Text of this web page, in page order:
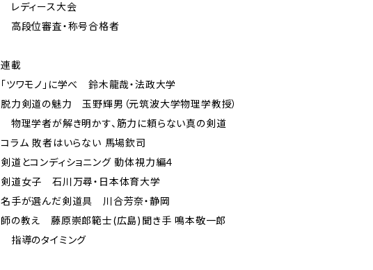
レディース大会
高段位審査・称号合格者
連載
「ツワモノ」に学べ 鈴木龍哉・法政大学
脱力剣道の魅力 玉野輝男（元筑波大学物理学教授）
物理学者が解き明かす、筋力に頼らない真の剣道
コラム 敗者はいらない 馬場欽司
剣道とコンディショニング 動体視力編４
剣道女子 石川万尋・日本体育大学
名手が選んだ剣道具 川合芳奈・静岡
師の教え 藤原崇郎範士(広島)聞き手 鳴本敬一郎
指導のタイミング